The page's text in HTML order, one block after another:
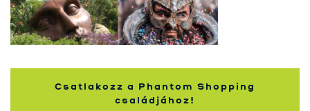
Csatlakozz a Phantom Shopping
családjához!